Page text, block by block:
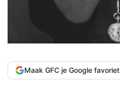
Maak GFC je Google favoriet